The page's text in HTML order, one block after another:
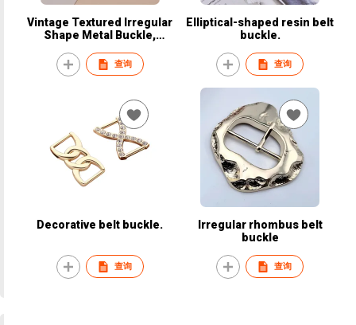
Vintage Textured Irregular
Shape Metal Buckle,
Waist Belt Pin Buckle Scarf
Clasp for Women Garment
查询
Elliptical-shaped resin belt
buckle.
查询
Decorative belt buckle.
查询
Irregular rhombus belt
buckle
查询